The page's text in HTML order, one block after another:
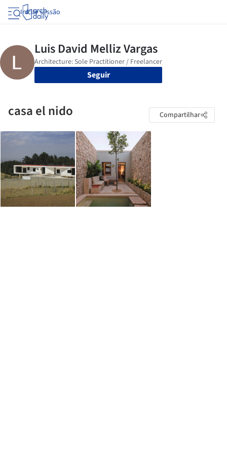
Iniciar sessão
Seguir
casa el nido Compartilhar